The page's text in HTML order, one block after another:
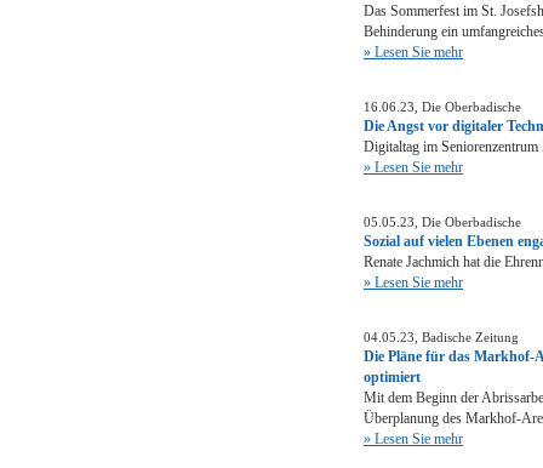
Das Sommerfest im St.
Behinderung ein
» Lesen Sie mehr
16.06.23, Die Oberbadische
Die Angst vor digitaler
Digitaltag im Seniorenzentrum
» Lesen Sie mehr
05.05.23, Die Oberbadische
Sozial auf vielen Ebenen
Renate Jachmich hat die
» Lesen Sie mehr
04.05.23, Badische Zeitung
Die Pläne für das Markhof-
optimiert
Mit dem Beginn der
Überplanung des Markhof-
» Lesen Sie mehr